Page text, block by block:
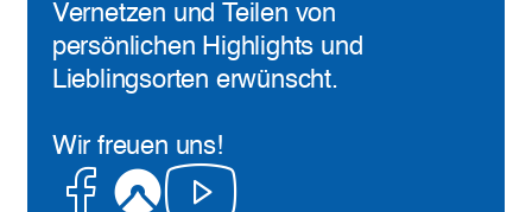
Vernetzen und Teilen von
persönlichen Highlights und
Lieblingsorten erwünscht.
Wir freuen uns!
Facebook
KomootYoutube